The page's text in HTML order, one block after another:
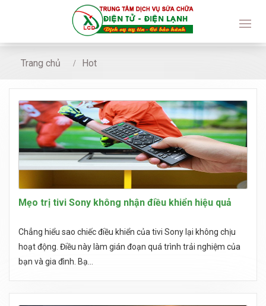
Trang chủ Hot
Mẹo trị tivi Sony không nhận điều khiển hiệu quả
Chẳng hiểu sao chiếc điều khiển của tivi Sony lại không chịu
hoạt động. Điều này làm gián đoạn quá trình trải nghiệm của
bạn và gia đình. Bạ...